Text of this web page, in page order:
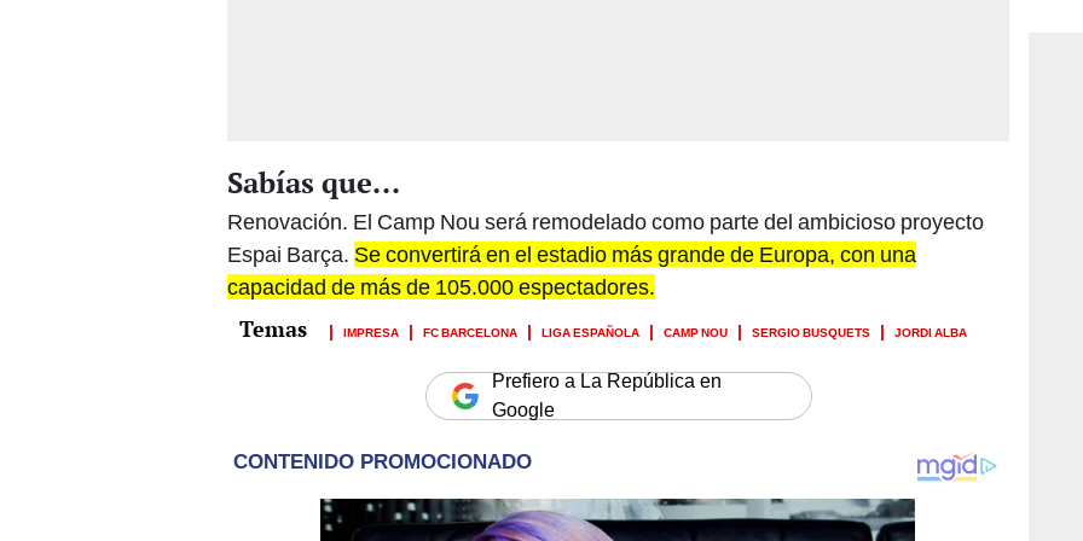
Sabías que...
Renovación. El Camp Nou será remodelado como parte del ambicioso proyecto
Espai Barça. Se convertirá en el estadio más grande de Europa, con una
capacidad de más de 105.000 espectadores.
IMPRESA FC BARCELONA LIGA ESPAÑOLA CAMP NOU SERGIO BUSQUETS JORDI ALBA
Prefiero a La República en
Google